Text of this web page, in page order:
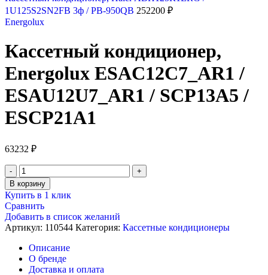
1U125S2SN2FB 3ф / PB-950QB 252200 ₽
Energolux
Кассетный кондиционер,
Energolux ESAC12C7_AR1 /
ESAU12U7_AR1 / SCP13A5 /
ESCP21A1
63232 ₽
Количество
товара
Кассетный
кондиционер,
Energolux
ESAC12C7_AR1
/
ESAU12U7_AR1
/
SCP13A5
В корзину
Купить в 1 клик
Сравнить
Добавить в список желаний
Артикул: 110544 Категория: Кассетные кондиционеры
Описание
О бренде
Доставка и оплата